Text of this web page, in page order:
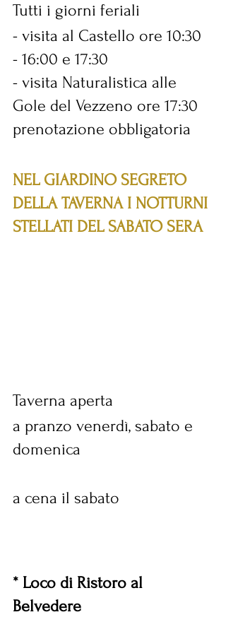
Tutti i giorni feriali
- visita al Castello ore 10:30
- 16:00 e 17:30
- visita Naturalistica alle
Gole del Vezzeno ore 17:30
prenotazione obbligatoria
NEL GIARDINO SEGRETO
DELLA TAVERNA I NOTTURNI
STELLATI DEL SABATO SERA
Taverna aperta
a pranzo venerdì, sabato e
domenica
a cena il sabato
* Loco di Ristoro al
Belvedere